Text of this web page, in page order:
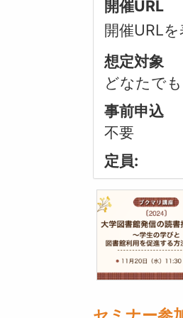
開催URL
開催URL
想定対象
どなたでも
事前申込
不要
定員: